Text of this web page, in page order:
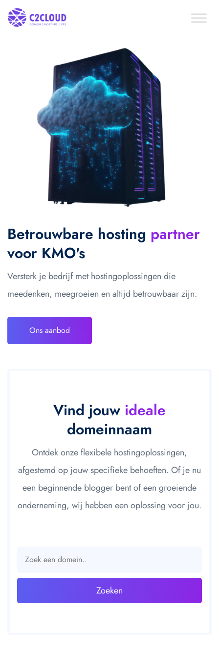
Betrouwbare hosting partner
voor KMO's
Versterk je bedrijf met hostingoplossingen die
meedenken, meegroeien en altijd betrouwbaar zijn.
Ons aanbod
Vind jouw ideale
domeinnaam
Ontdek onze flexibele hostingoplossingen,
afgestemd op jouw specifieke behoeften. Of je nu
een beginnende blogger bent of een groeiende
onderneming, wij hebben een oplossing voor jou.